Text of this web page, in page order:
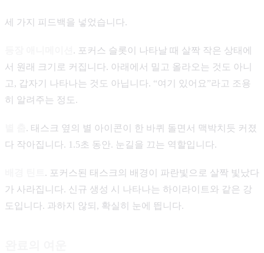
세 가지 피드백을 넣었습니다.
. 포커스 슬롯이 나타날 때 살짝 작은 상태에
서 원래 크기로 커집니다. 아래에서 밀고 올라오는 것도 아니
고, 갑자기 나타나는 것도 아닙니다. “여기 있어요”라고 조용
히 알려주는 정도.
. 태스크 옆의 별 아이콘이 한 바퀴 돌면서 맥박치듯 커졌
다 작아집니다. 1.5초 동안. 눈길을 끄는 역할입니다.
. 포커스된 태스크의 배경이 파란빛으로 살짝 빛났다
가 사라집니다. 신규 생성 시 나타나는 하이라이트와 같은 강
도입니다. 과하지 않되, 확실히 눈에 띕니다.